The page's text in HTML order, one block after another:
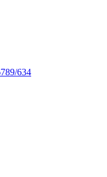
634